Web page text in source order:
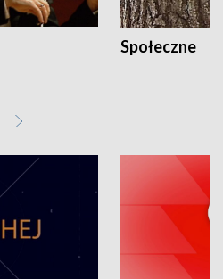
Społeczne